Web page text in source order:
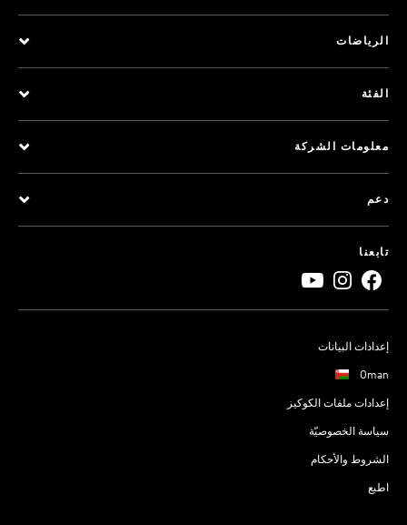
الرياضات
الفئة
معلومات الشركة
دعم
تابعنا
إعدادات البيانات
Oman
إعدادات ملفات الكوكيز
سياسة الخصوصيّة
الشروط والأحكام
اطبع